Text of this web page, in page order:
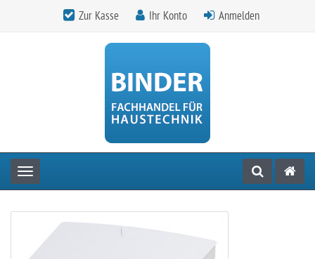
Zur Kasse Ihr Konto Anmelden
Toggle navigation